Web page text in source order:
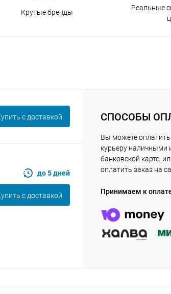
Крутые бренды
Реальные
c доставкой
до 5 дней
c доставкой
СПОСОБЫ
Вы можете оплатить
курьеру наличными
банковской карте,
оплатить заказ на
Принимаем к
8 800 302-02-51